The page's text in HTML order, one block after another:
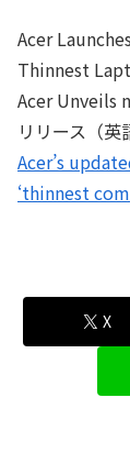
Acer
Thinnest
Acer Unveils
リリース（英
Acer’s
‘thinnest
X